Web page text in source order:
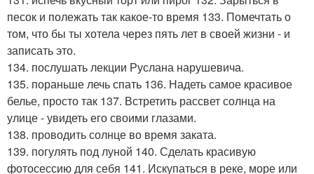
песок и полежать так какое-то время 133. Помечтать о
том, что бы ты хотела через пять лет в своей жизни - и
записать это.
134. послушать лекции Руслана нарушевича.
135. пораньше лечь спать 136. Надеть самое красивое
белье, просто так 137. Встретить рассвет солнца на
улице - увидеть его своими глазами.
138. проводить солнце во время заката.
139. погулять под луной 140. Сделать красивую
фотосессию для себя 141. Искупаться в реке, море или